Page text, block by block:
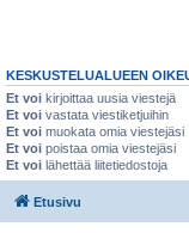
KESKUSTELUALUEEN
Et voi kirjoittaa uusia viestejä
Et voi vastata viestiketjuihin
Et voi muokata omia viestejäsi
Et voi poistaa omia viestejäsi
Et voi lähettää liitetiedostoja
Etusivu